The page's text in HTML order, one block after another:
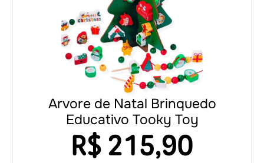
Arvore de Natal Brinquedo
Educativo Tooky Toy
R$ 215,90